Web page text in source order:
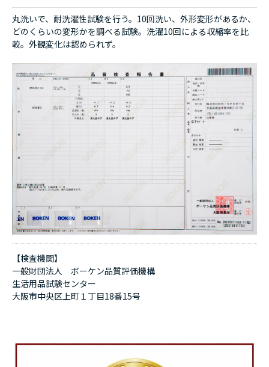
丸洗いで、耐洗濯性試験を行う。10回洗い、外形変形があるか、
どのくらいの変形かを調べる試験。洗濯10回による収縮率を比
較。外観変化は認められず。
【検査機関】
一般財団法人 ボーケン品質評価機構
生活用品試験センター
大阪市中央区上町１丁目18番15号